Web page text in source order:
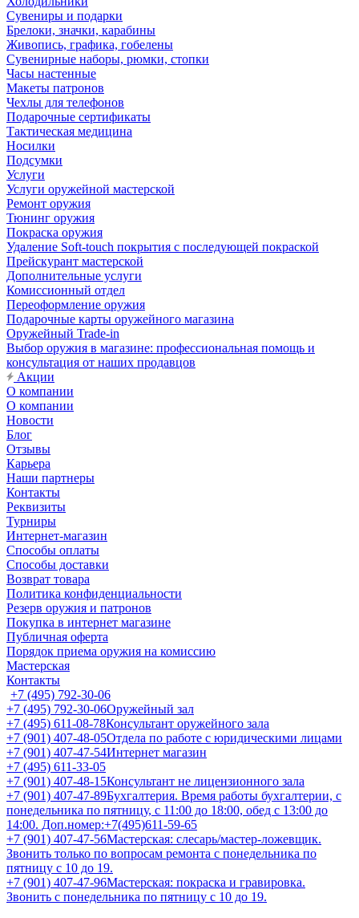
Сувениры и подарки
Брелоки, значки, карабины
Живопись, графика, гобелены
Сувенирные наборы, рюмки, стопки
Часы настенные
Макеты патронов
Чехлы для телефонов
Подарочные сертификаты
Тактическая медицина
Носилки
Подсумки
Услуги
Услуги оружейной мастерской
Ремонт оружия
Тюнинг оружия
Покраска оружия
Удаление Soft-touch покрытия с последующей покраской
Прейскурант мастерской
Дополнительные услуги
Комиссионный отдел
Переоформление оружия
Подарочные карты оружейного магазина
Оружейный Trade-in
Выбор оружия в магазине: профессиональная помощь и
консультация от наших продавцов
Акции
О компании
О компании
Новости
Блог
Отзывы
Карьера
Наши партнеры
Контакты
Реквизиты
Турниры
Интернет-магазин
Способы оплаты
Способы доставки
Возврат товара
Политика конфиденциальности
Резерв оружия и патронов
Покупка в интернет магазине
Публичная оферта
Порядок приема оружия на комиссию
Мастерская
Контакты
+7 (495) 792-30-06
+7 (495) 792-30-06Оружейный зал
+7 (495) 611-08-78Консультант оружейного зала
+7 (901) 407-48-05Отдела по работе с юридическими лицами
+7 (901) 407-47-54Интернет магазин
+7 (495) 611-33-05
+7 (901) 407-48-15Консультант не лицензионного зала
+7 (901) 407-47-89Бухгалтерия. Время работы бухгалтерии, с
понедельника по пятницу, с 11:00 до 18:00, обед с 13:00 до
14:00. Доп.номер:+7(495)611-59-65
+7 (901) 407-47-56Мастерская: слесарь/мастер-ложевщик.
Звонить только по вопросам ремонта с понедельника по
пятницу с 10 до 19.
+7 (901) 407-47-96Мастерская: покраска и гравировка.
Звонить с понедельника по пятницу с 10 до 19.